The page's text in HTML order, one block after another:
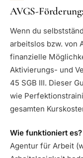
AVGS-
Wenn du
arbeitslos bzw. von
finanzielle
Aktivierungs- und
45 SGB III. Dieser
wie
gesamten
Wie funktioniert es?
Agentur für Arbeit